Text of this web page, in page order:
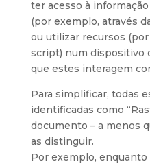
ter acesso à
(por exemplo, através
ou utilizar recursos
script) num dispositivo
que estes interagem
Para simplificar, todas
identificadas como
documento – a menos
as distinguir.
Por exemplo,